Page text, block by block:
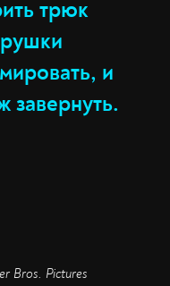
трюк
и
завернуть.
Bros. Pictures